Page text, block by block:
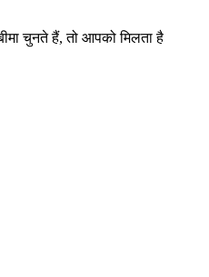
चुनते हैं, तो आपको मिलता है